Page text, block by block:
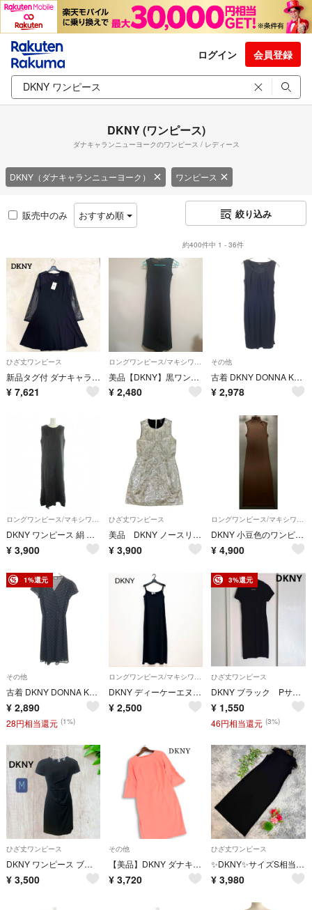
ログイン 会員登録
DKNY (ワンピース)
ダナキャランニューヨークのワンピース / レディース
DKNY（ダナキャランニューヨーク） ワンピース
販売中のみ おすすめ順 絞り込み
約400件中 1 - 36件
ひざ丈ワンピース
新品タグ付 ダナキャラン ワンピース ドレス シースルー 黒
¥ 7,621
ロングワンピース/マキシワンピース
美品【DKNY】黒ワンピース ノースリーブ Vネック
¥ 2,480
その他
古着 DKNY DONNA KARAN NEW YORK ダナキャランニューヨーク ノースリーブ ワンピース 4 ネイビー レディース
¥ 2,978
ロングワンピース/マキシワンピース
DKNY ワンピース 絹 シルク 10 黒 ブラック ノースリーブ
¥ 3,900
ひざ丈ワンピース
美品 DKNY ノースリーブワンピース シルバー
¥ 3,900
ロングワンピース/マキシワンピース
DKNY 小豆色のワンピース
¥ 4,900
1%還元
その他
古着 DKNY DONNA KARAN NEW YORK ダナキャランニューヨーク 半袖 ラップ ワンピース 8 ブラック レディース
¥ 2,890
28円相当還元 (1%)
ロングワンピース/マキシワンピース
DKNY ディーケーエヌワイ マキシワンピース ロングワンピース キャミ 黒 海外S 日本M相当 ポリエステル コットン 春夏
¥ 2,500
3%還元
ひざ丈ワンピース
DKNY ブラック Pサイズ Vネック ワンピース
¥ 1,550
46円相当還元 (3%)
ひざ丈ワンピース
DKNY ワンピース ブラック M 膝丈 オンワード樫山 シンプル
¥ 3,500
その他
【美品】DKNY ダナキャラン 春夏★ ポンチ ストレッチ 袖フリル ひざ丈 ワンピース ドレス Sz.2 レディース
¥ 3,720
ひざ丈ワンピース
✨DKNY✨サイズS相当 ノースリーブ ロングワンピース 黒
¥ 3,980